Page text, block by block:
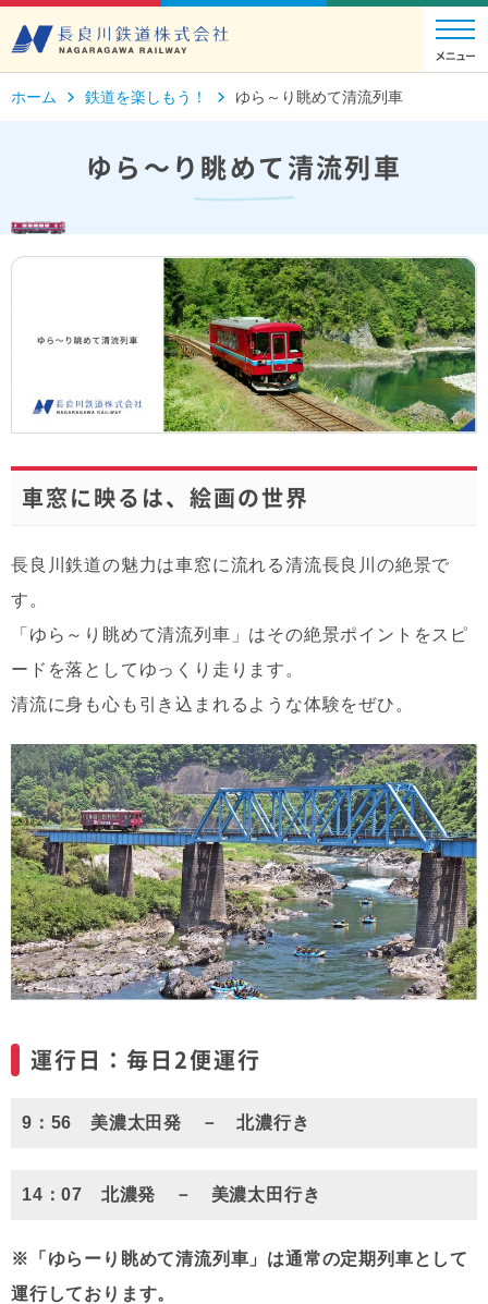
ホーム 鉄道を楽しもう！ ゆら～り眺めて清流列車
ゆら～り眺めて清流列車
車窓に映るは、絵画の世界
長良川鉄道の魅力は車窓に流れる清流長良川の絶景で
す。
「ゆら～り眺めて清流列車」はその絶景ポイントをスピ
ードを落としてゆっくり走ります。
清流に身も心も引き込まれるような体験をぜひ。
運行日：毎日2便運行
9：56 美濃太田発 － 北濃行き
14：07 北濃発 － 美濃太田行き
※「ゆらーり眺めて清流列車」は通常の定期列車として
運行しております。